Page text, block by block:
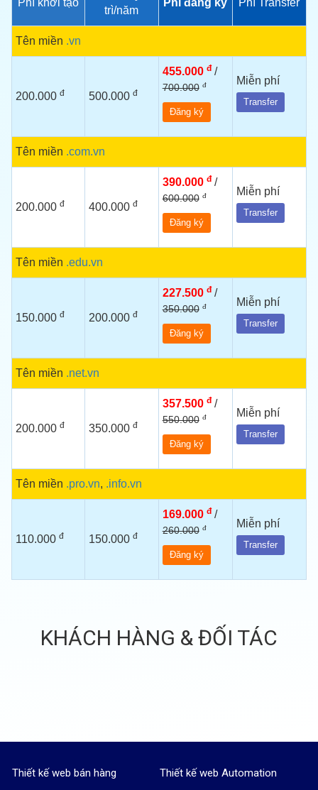
Phí khởi tạo
trì/năm
Phí đăng ký Phí Transfer
Tên miền .vn
200.000 đ 500.000 đ
455.000 đ/
700.000 đ
Đăng ký
Miễn phí
Transfer
Tên miền .com.vn
200.000 đ 400.000 đ
390.000 đ/
600.000 đ
Đăng ký
Miễn phí
Transfer
Tên miền .edu.vn
150.000 đ 200.000 đ
227.500 đ/
350.000 đ
Đăng ký
Miễn phí
Transfer
Tên miền .net.vn
200.000 đ 350.000 đ
357.500 đ/
550.000 đ
Đăng ký
Miễn phí
Transfer
Tên miền .pro.vn, .info.vn
110.000 đ 150.000 đ
169.000 đ/
260.000 đ
Đăng ký
Miễn phí
Transfer
KHÁCH HÀNG & ĐỐI TÁC
Thiết kế web bán hàng Thiết kế web Automation